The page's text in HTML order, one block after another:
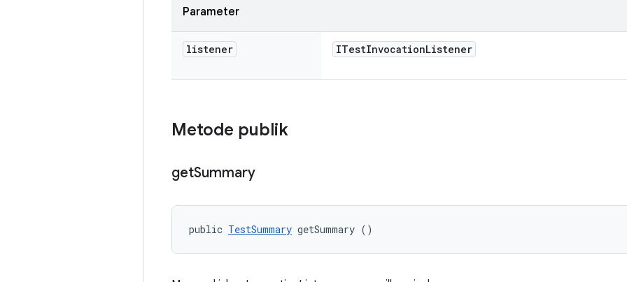
Parameter
listener ITestInvocationListener
Metode publik
getSummary
public TestSummary getSummary ()